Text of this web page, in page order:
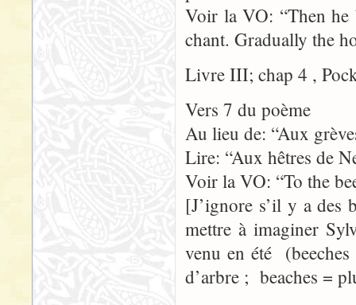
Voir la VO: “Then he
chant. Gradually the
Livre III; chap 4 ,
Vers 7 du poème
Au lieu de: “Aux
Lire: “Aux hêtres de
Voir la VO: “To the
[J’ignore s’il y a des
mettre à imaginer
venu en été
d’arbre ; beaches =